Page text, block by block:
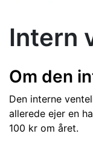
Intern
Om den
Den interne
allerede ejer en
100 kr om året.